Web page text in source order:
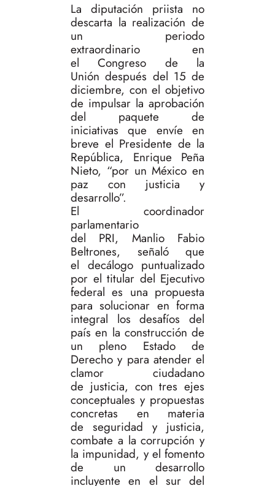
La diputación priista no
descarta la realización de
un periodo
extraordinario en
el Congreso de la
Unión después del 15 de
diciembre, con el objetivo
de impulsar la aprobación
del paquete de
iniciativas que envíe en
breve el Presidente de la
República, Enrique Peña
Nieto, “por un México en
paz con justicia y
desarrollo”.
El coordinador
parlamentario
del PRI, Manlio Fabio
Beltrones, señaló que
el decálogo puntualizado
por el titular del Ejecutivo
federal es una propuesta
para solucionar en forma
integral los desafíos del
país en la construcción de
un pleno Estado de
Derecho y para atender el
clamor ciudadano
de justicia, con tres ejes
conceptuales y propuestas
concretas en materia
de seguridad y justicia,
combate a la corrupción y
la impunidad, y el fomento
de un desarrollo
incluyente en el sur del